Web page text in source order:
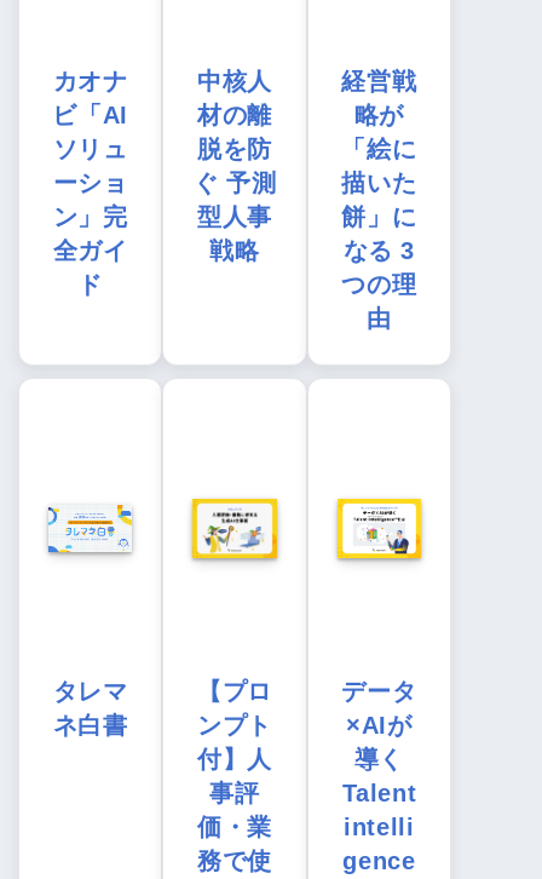
カオナ
ビ「AI
ソリュ
ーショ
ン」完
全ガイ
ド
中核人
材の離
脱を防
ぐ 予測
型人事
戦略
経営戦
略が
「絵に
描いた
餅」に
なる 3
つの理
由
タレマ
ネ白書
【プロ
ンプト
付】人
事評
価・業
務で使
データ
×AIが
導く
Talent
intelli
gence